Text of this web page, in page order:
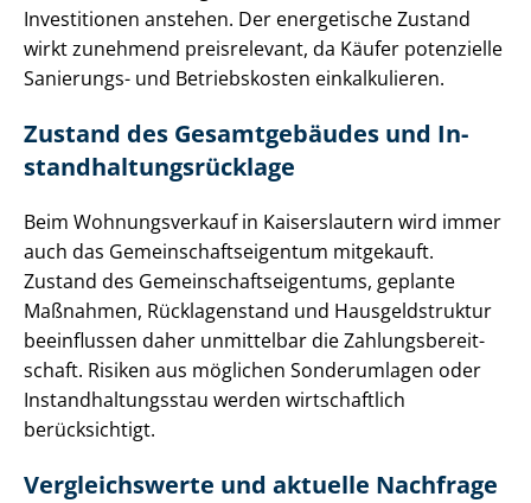
Investitionen anstehen. Der energetische Zustand
wirkt zunehmend preisrelevant, da Käufer potenzielle
Sanierungs- und Betriebskosten einkalkulieren.
Zustand des Gesamtgebäudes und In­
stand­hal­tungs­rück­la­ge
Beim Wohnungsverkauf in Kaiserslautern wird immer
auch das Ge­mein­schafts­ei­gen­tum mitgekauft.
Zustand des Ge­mein­schafts­ei­gen­tums, geplante
Maßnahmen, Rücklagenstand und Haus­geld­struk­tur
beeinflussen daher unmittelbar die Zah­lungs­be­reit­
schaft. Risiken aus möglichen Sonderumlagen oder
In­stand­hal­tungs­stau werden wirtschaftlich
berücksichtigt.
Vergleichswerte und aktuelle Nachfrage